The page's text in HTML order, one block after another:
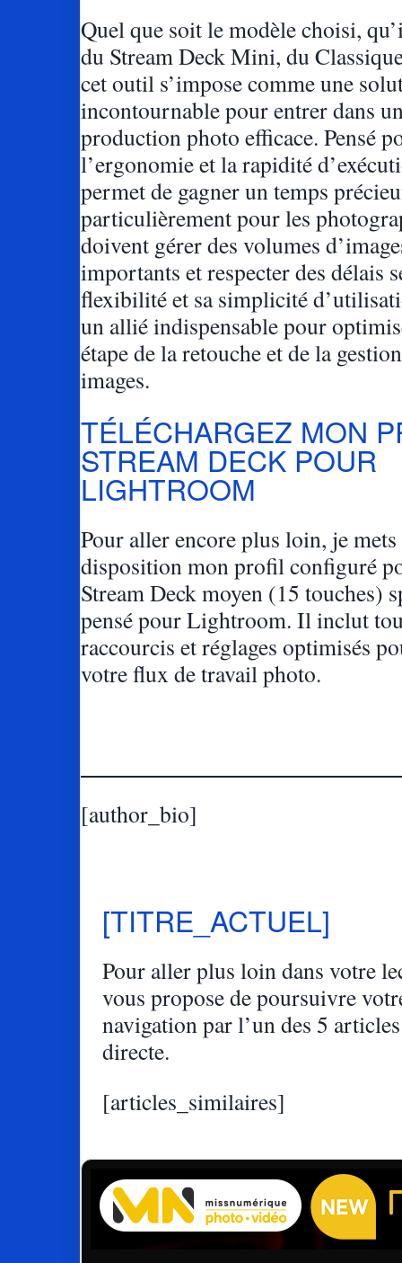
Quel que soit le modèle choisi,
du Stream Deck Mini, du
cet outil s’impose comme une
incontournable pour entrer dans
production photo efficace. Pensé
l’ergonomie et la rapidité
permet de gagner un temps
particulièrement pour les
doivent gérer des volumes
importants et respecter des délais
flexibilité et sa simplicité
un allié indispensable pour
étape de la retouche et de la
images.
TÉLÉCHARGEZ MON
STREAM DECK POUR
LIGHTROOM
Pour aller encore plus loin, je mets
disposition mon profil configuré
Stream Deck moyen (15 touches)
pensé pour Lightroom. Il inclut
raccourcis et réglages optimisés
votre flux de travail photo.
[author_bio]
[TITRE_ACTUEL]
Pour aller plus loin dans votre
vous propose de poursuivre
navigation par l’un des 5
directe.
[articles_similaires]